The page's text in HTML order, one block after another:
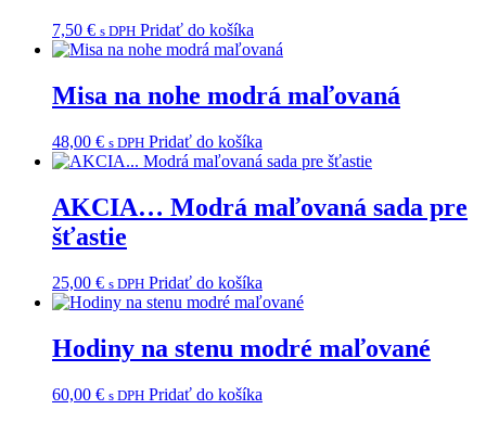
7,50 € s DPH Pridať do košíka
Misa na nohe modrá maľovaná
48,00 € s DPH Pridať do košíka
AKCIA… Modrá maľovaná sada pre
šťastie
25,00 € s DPH Pridať do košíka
Hodiny na stenu modré maľované
60,00 € s DPH Pridať do košíka